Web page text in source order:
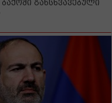
განსხვავებული